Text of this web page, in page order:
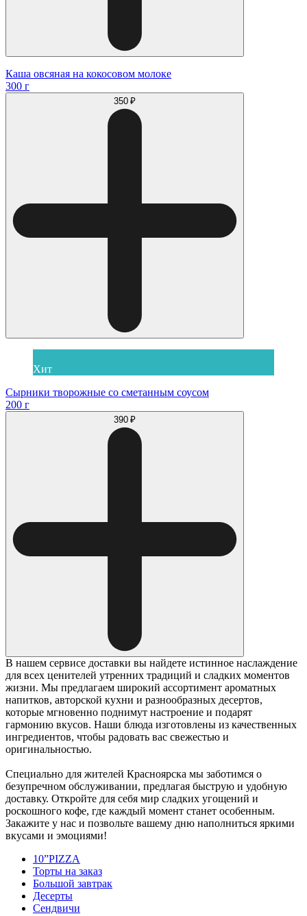
Каша овсяная на кокосовом молоке
300 г
350 ₽
Хит
Сырники творожные со сметанным соусом
200 г
390 ₽
В нашем сервисе доставки вы найдете истинное наслаждение
для всех ценителей утренних традиций и сладких моментов
жизни. Мы предлагаем широкий ассортимент ароматных
напитков, авторской кухни и разнообразных десертов,
которые мгновенно поднимут настроение и подарят
гармонию вкусов. Наши блюда изготовлены из качественных
ингредиентов, чтобы радовать вас свежестью и
оригинальностью.
Специально для жителей Красноярска мы заботимся о
безупречном обслуживании, предлагая быструю и удобную
доставку. Откройте для себя мир сладких угощений и
роскошного кофе, где каждый момент станет особенным.
Закажите у нас и позвольте вашему дню наполниться яркими
вкусами и эмоциями!
10”PIZZA
Торты на заказ
Большой завтрак
Десерты
Сендвичи